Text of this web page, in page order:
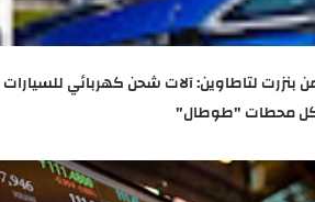
بنزرت لتاطاوين: آلات شحن كهربائي للسيارات
محطات "طوطال"